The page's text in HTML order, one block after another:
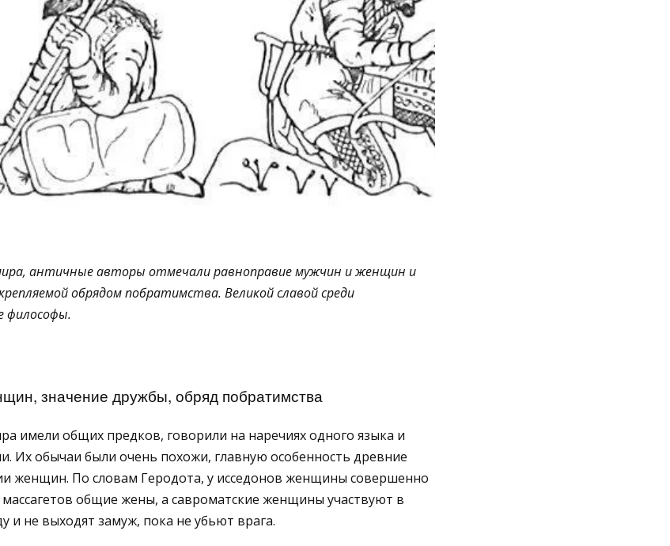
античные авторы отмечали равноправие мужчин и женщин и
обрядом побратимства. Великой славой среди
философы.
значение дружбы, обряд побратимства
имели общих предков, говорили на наречиях одного языка и
Их обычаи были очень похожи, главную особенность древние
женщин. По словам Геродота, у исседонов женщины совершенно
общие жены, а савроматские женщины участвуют в
и не выходят замуж, пока не убьют врага.